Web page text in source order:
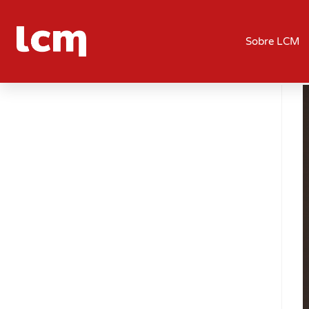
Sobre LCM